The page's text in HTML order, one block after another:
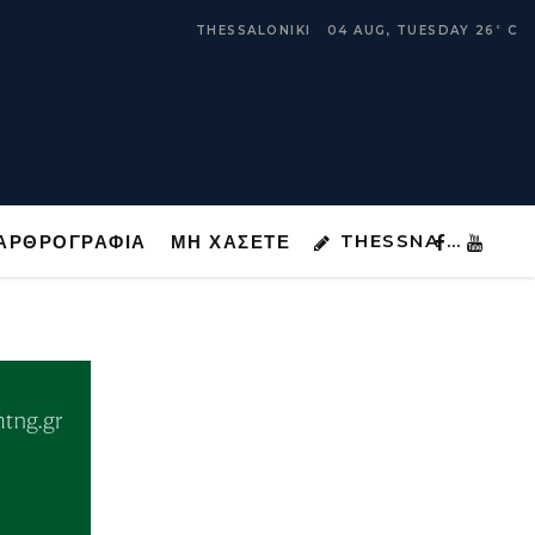
THESSALONIKI 04 AUG, TUESDAY 26 ° C
ΜΗ ΧΑΣΕΤΕ THESSNA …
ΜΗ ΧΑΣΕΤΕ THESSNA …